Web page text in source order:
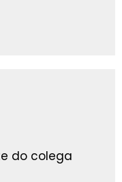
do colega